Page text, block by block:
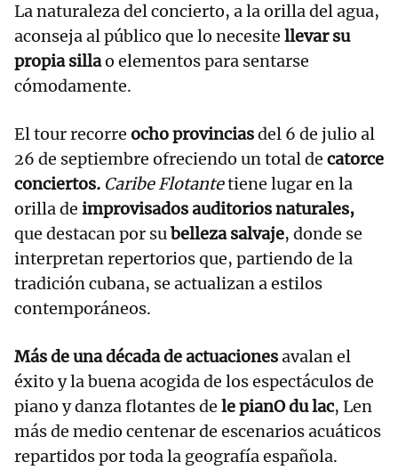
La naturaleza del concierto, a la orilla del agua,
aconseja al público que lo necesite llevar su
propia sillao elementos para sentarse
cómodamente.
El tour recorre ocho provinciasdel 6 de julio al
26 de septiembre ofreciendo un total de catorce
conciertos. Caribe Flotantetiene lugar en la
orilla de improvisados auditorios naturales,
que destacan por subelleza salvaje, donde se
interpretan repertorios que, partiendo de la
tradición cubana, se actualizan a estilos
contemporáneos.
Más de una década de actuacionesavalan el
éxito y la buena acogida de los espectáculos de
piano y danza flotantes de le pianO du lac, Len
más de medio centenar de escenarios acuáticos
repartidos por toda la geografía española.